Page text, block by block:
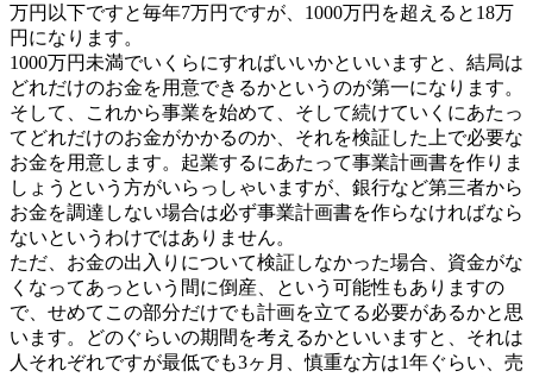
万円以下ですと毎年7万円ですが、1000万円を超えると18万
円になります。
1000万円未満でいくらにすればいいかといいますと、結局は
どれだけのお金を用意できるかというのが第一になります。
そして、これから事業を始めて、そして続けていくにあたっ
てどれだけのお金がかかるのか、それを検証した上で必要な
お金を用意します。起業するにあたって事業計画書を作りま
しょうという方がいらっしゃいますが、銀行など第三者から
お金を調達しない場合は必ず事業計画書を作らなければなら
ないというわけではありません。
ただ、お金の出入りについて検証しなかった場合、資金がな
くなってあっという間に倒産、という可能性もありますの
で、せめてこの部分だけでも計画を立てる必要があるかと思
います。どのぐらいの期間を考えるかといいますと、それは
人それぞれですが最低でも3ヶ月、慎重な方は1年ぐらい、売